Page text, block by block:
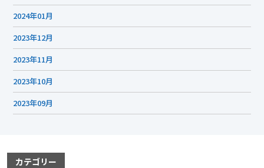
2024年01月
2023年12月
2023年11月
2023年10月
2023年09月
カテゴリー